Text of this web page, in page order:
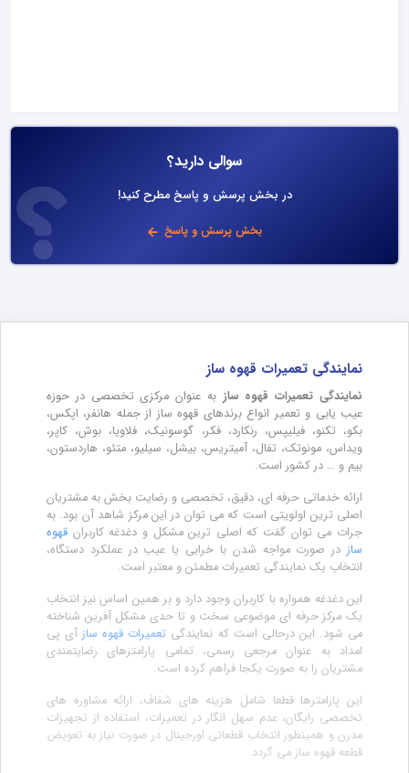
سوالی دارید؟
در بخش پرسش و پاسخ مطرح کنید!
بخش پرسش و پاسخ
نمایندگی تعمیرات قهوه ساز
نمایندگی تعمیرات قهوه ساز به عنوان مرکزی تخصصی در حوزه
عیب یابی و تعمیر انواع برندهای قهوه ساز از جمله هانفر، اپکس،
بکو، تکنو، فیلیپس، رنکارد، فکر، گوسونیک، فلاویا، بوش، کاپر،
ویداس، مونوتک، تفال، آمیتریس، بیشل، سیلیو، متئو، هاردستون،
بیم و … در کشور است.
ارائه خدماتی حرفه ای، دقیق، تخصصی و رضایت بخش به مشتریان
اصلی ترین اولویتی است که می توان در این مرکز شاهد آن بود. به
جرات می توان گفت که اصلی ترین مشکل و دغدغه کاربران قهوه
سازدر صورت مواجه شدن با خرابی یا عیب در عملکرد دستگاه،
انتخاب یک نمایندگی تعمیرات مطمئن و معتبر است.
این دغدغه همواره با کاربران وجود دارد و بر همین اساس نیز انتخاب
یک مرکز حرفه ای موضوعی سخت و تا حدی مشکل آفرین شناخته
می شود. این درحالی است که نمایندگی تعمیرات قهوه سازآی پی
امداد به عنوان مرجعی رسمی، تمامی پارامترهای رضایتمندی
مشتریان را به صورت یکجا فراهم کرده است.
این پارامترها قطعا شامل هزینه های شفاف، ارائه مشاوره های
تخصصی رایگان، عدم سهل انگار در تعمیرات، استفاده از تجهیزات
مدرن و همینطور انتخاب قطعاتی اورجینال در صورت نیاز به تعویض
قطعه قهوه ساز می گردد.